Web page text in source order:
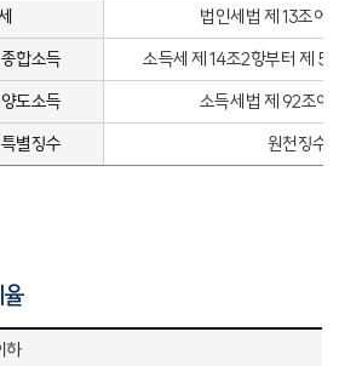
법인세법 제 13조에
종합소득
소득세 제 14조2항부터 제 5
양도소득
소득세법 제 92조에
특별징수
원천징수
하